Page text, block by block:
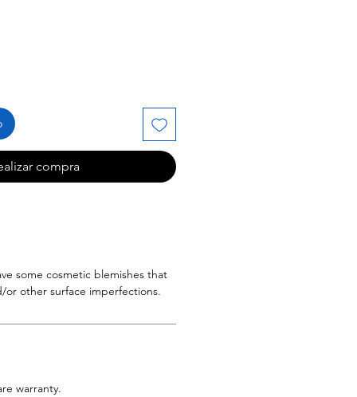
compra
some cosmetic blemishes that
or other surface imperfections.
warranty.